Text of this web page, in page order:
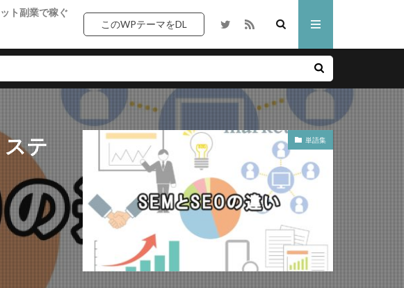
ト副業で稼ぐ
このWPテーマをDL
ステ
単語集
ドセンス アフィリエイト
サーバ
フリーランス
ブログ
ワードプレス中級者
女性向けアフィリエイト